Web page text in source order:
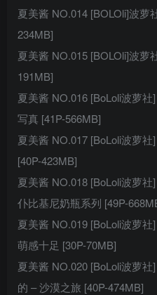
夏美酱 NO.014 [BOLOli]波萝
234MB]
夏美酱 NO.015 [BOLOli]波萝
191MB]
夏美酱 NO.016 [BoLoli波萝
写真 [41P-566MB]
夏美酱 NO.017 [BoLoli波萝
[40P-423MB]
夏美酱 NO.018 [BoLoli波萝
仆比基尼奶瓶系列 [49P-
夏美酱 NO.019 [BoLoli波萝
萌感十足 [30P-70MB]
夏美酱 NO.020 [BoLoli波萝
的 – 沙漠之旅 [40P-474MB]